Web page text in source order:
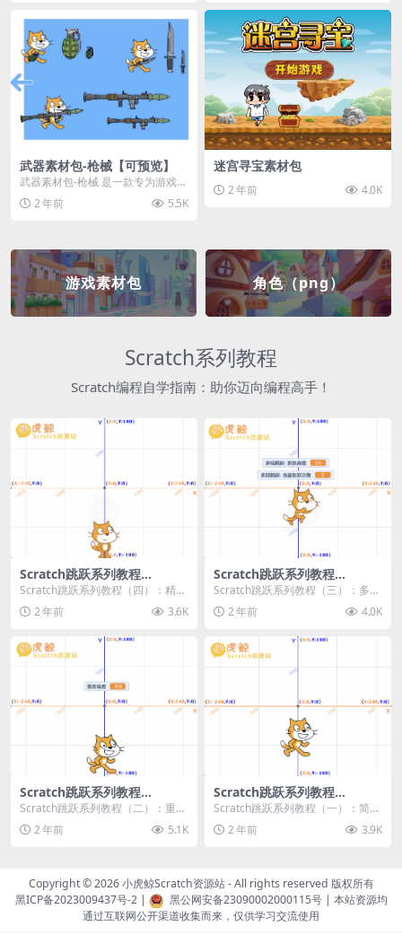
武器素材包-枪械【可预览】
武器素材包-枪械 是一款专为游戏开
发者和创作者设计的素材包，包含
多种高质量的枪械...
2 年前 5.5K
迷宫寻宝素材包
2 年前 4.0K
游戏素材包 角色（png）
Scratch系列教程
Scratch编程自学指南：助你迈向编程高手！
Scratch跳跃系列教程
（四）：精准着陆
Scratch跳跃系列教程（四）：精准
着陆 作者：小虎鲸Scratch资源站
... 2 年前 3.6K
Scratch跳跃系列教程
（三）：多段跳跃
Scratch跳跃系列教程（三）：多段
跳跃 作者：小虎鲸Scratch资源站
连...2 年前 4.0K
Scratch跳跃系列教程
（二）：重力跳跃
Scratch跳跃系列教程（二）：重力
跳跃 作者：小虎鲸Scratch资源站
按...2 年前 5.1K
Scratch跳跃系列教程
（一）：简单跳跃
Scratch跳跃系列教程（一）：简单
跳跃 作者：小虎鲸Scratch资源站
按...2 年前 3.9K
Copyright © 2026小虎鲸Scratch资源站- All rights reserved 版权所有
黑ICP备2023009437号-2| 黑公网安备23090002000115号| 本站资源均
通过互联网公开渠道收集而来，仅供学习交流使用